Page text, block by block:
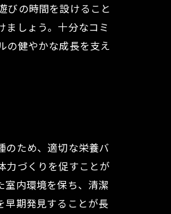
びの時間を設けること
ましょう。十分なコミ
の健やかな成長を支え
のため、適切な栄養バ
力づくりを促すことが
室内環境を保ち、清潔
早期発見することが長